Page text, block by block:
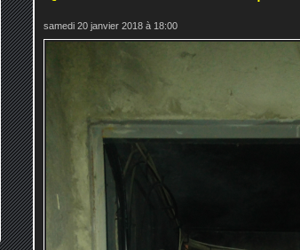
samedi 20 janvier 2018 à 18:00